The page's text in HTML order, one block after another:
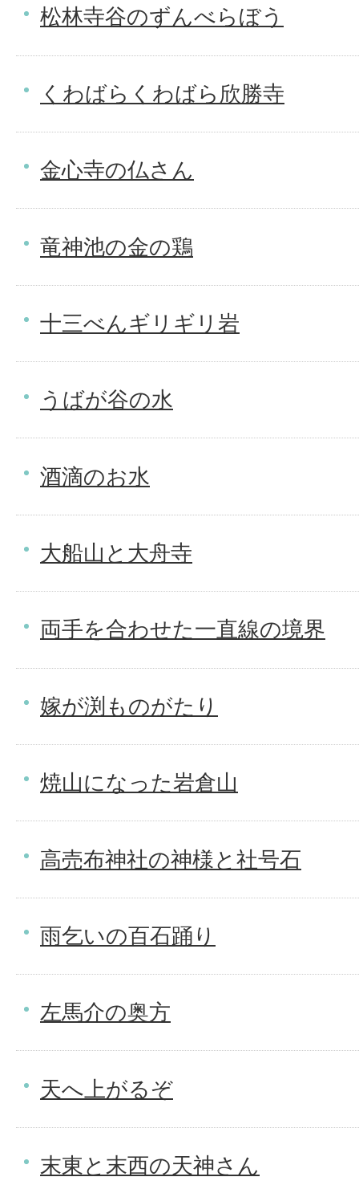
松林寺谷のずんべらぼう
くわばらくわばら欣勝寺
金心寺の仏さん
竜神池の金の鶏
十三べんギリギリ岩
うばが谷の水
酒滴のお水
大船山と大舟寺
両手を合わせた一直線の境界
嫁が渕ものがたり
焼山になった岩倉山
高売布神社の神様と社号石
雨乞いの百石踊り
左馬介の奥方
天へ上がるぞ
末東と末西の天神さん